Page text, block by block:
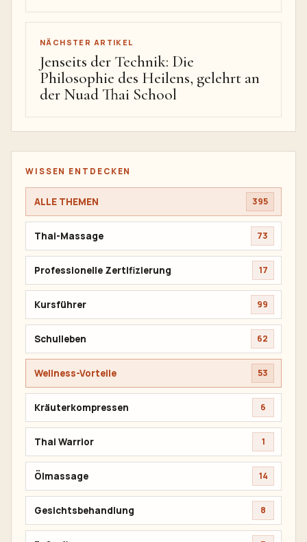
NÄCHSTER ARTIKEL
Jenseits der Technik: Die
Philosophie des Heilens, gelehrt an
der Nuad Thai School
WISSEN ENTDECKEN
ALLE THEMEN 395
Thai-Massage 73
Professionelle Zertifizierung 17
Kursführer 99
Schulleben 62
Wellness-Vorteile 53
Kräuterkompressen 6
Thai Warrior 1
Ölmassage 14
Gesichtsbehandlung 8